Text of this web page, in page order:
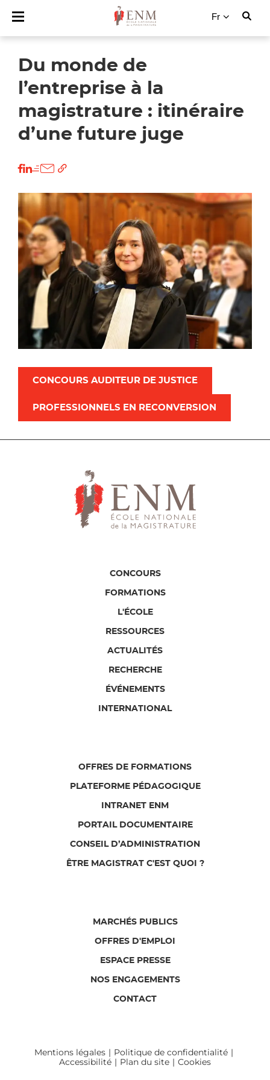
Fr
Du monde de
l’entreprise à la
magistrature : itinéraire
d’une future juge
CONCOURS AUDITEUR DE JUSTICE
PROFESSIONNELS EN RECONVERSION
CONCOURS
FORMATIONS
L'ÉCOLE
RESSOURCES
ACTUALITÉS
RECHERCHE
ÉVÉNEMENTS
INTERNATIONAL
OFFRES DE FORMATIONS
PLATEFORME PÉDAGOGIQUE
INTRANET ENM
PORTAIL DOCUMENTAIRE
CONSEIL D’ADMINISTRATION
ÊTRE MAGISTRAT C'EST QUOI ?
MARCHÉS PUBLICS
OFFRES D'EMPLOI
ESPACE PRESSE
NOS ENGAGEMENTS
CONTACT
Mentions légales
Politique de confidentialité
Accessibilité
Plan du site Cookies